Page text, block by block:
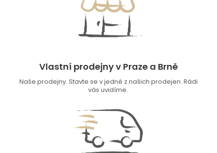
Vlastní prodejny v Praze a Brně
Naše prodejny. Stavte se v jedné z našich prodejen. Rádi
vás uvidíme.